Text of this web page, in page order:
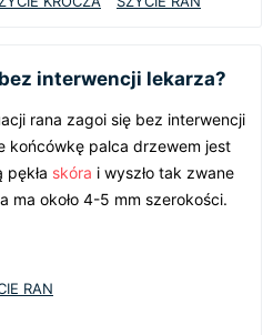
interwencji lekarza?
rana zagoi się bez interwencji
końcówkę palca drzewem jest
pękła skóra i wyszło tak zwane
ma około 4-5 mm szerokości.
RAN